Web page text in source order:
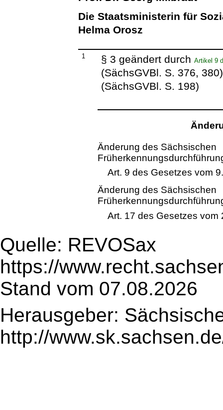
Die Staatsministerin für
Helma Orosz
1 § 3 geändert durchArtikel 9
(SächsGVBl. S. 376,
(SächsGVBl. S. 198)
Änderung des Sächsischen
Art. 9 des Gesetzes vom
Änderung des Sächsischen
Art. 17 des Gesetzes vom
Quelle: REVOSax
https://
Stand vom 07.08.2026
Herausgeber:
http://